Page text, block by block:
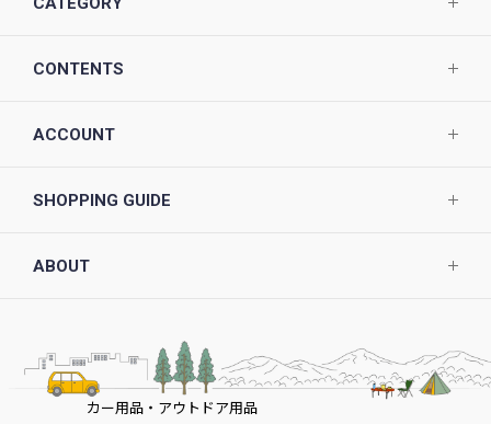
CONTENTS
ACCOUNT
SHOPPING GUIDE
ABOUT
カー用品・アウトドア用品